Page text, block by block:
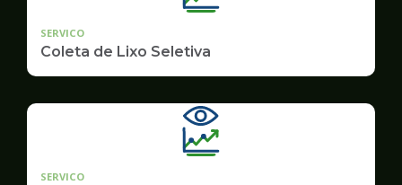
SERVICO
Coleta de Lixo Seletiva
SERVICO